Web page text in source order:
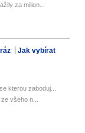
za milion...
Jak vybírat
kterou zaboduj...
všeho n...